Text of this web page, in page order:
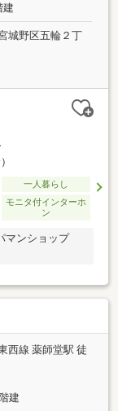
建
城野区五輪２丁
）
一人暮らし
モニタ付インターホ
ン
マンショップ
西線 薬師堂駅 徒
建